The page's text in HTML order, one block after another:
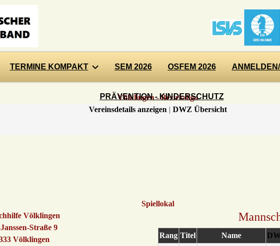
TERMINE KOMPAKT SEM 2026 OSFEM 2026
PRÄVENTION - KINDERSCHUTZ
Völklingen - Bezirksliga
Vereinsdetails anzeigen | DWZ Übersicht
Spiellokal
Völklingen
Straße 9
Völklingen
Rang Titel Name